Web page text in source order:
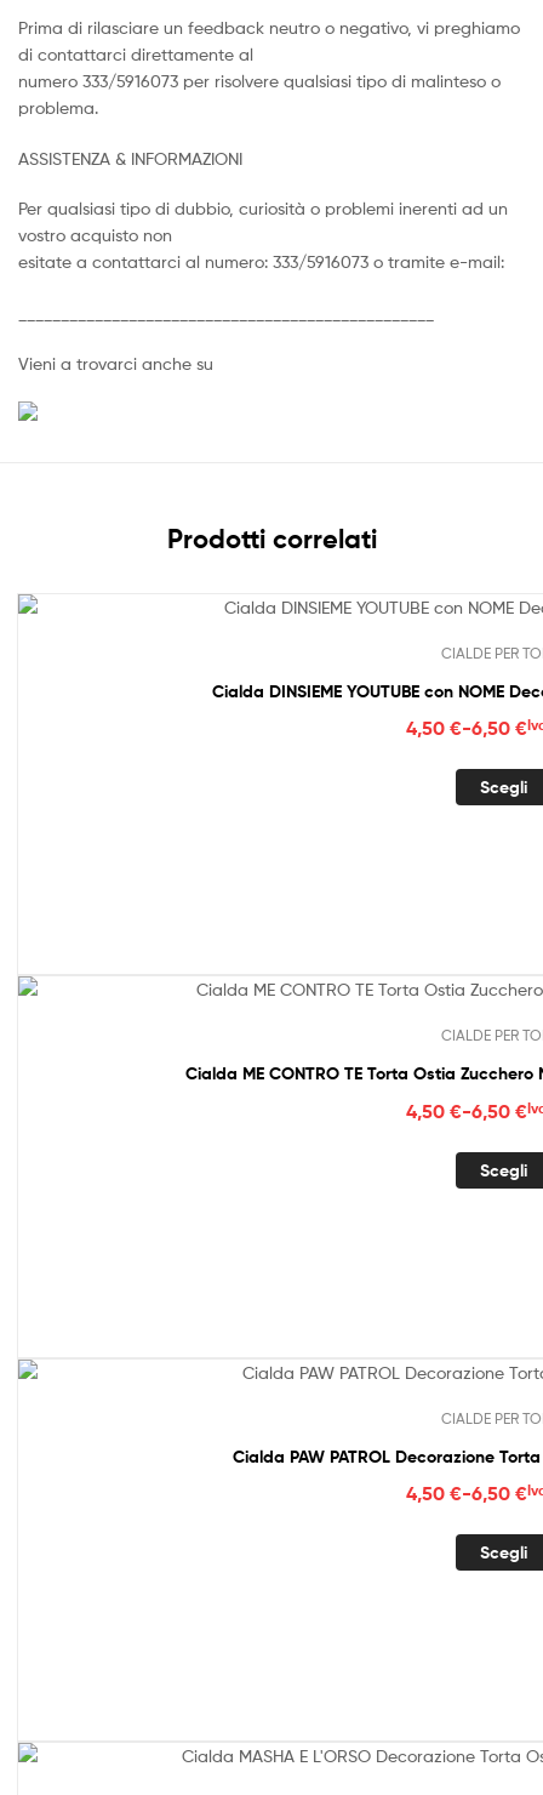
Prima di rilasciare un feedback neutro o negativo, vi preghiamo
di contattarci direttamente al
numero 333/5916073 per risolvere qualsiasi tipo di malinteso o
problema.
ASSISTENZA & INFORMAZIONI
Per qualsiasi tipo di dubbio, curiosità o problemi inerenti ad un
vostro acquisto non
esitate a contattarci al numero: 333/5916073 o tramite e-mail:
Vieni a trovarci anche su
Prodotti correlati
CIALDE PER
Cialda DINSIEME YOUTUBE con NOME
4,50 €-6,50 €
Scegli
CIALDE PER
Cialda ME CONTRO TE Torta Ostia
4,50 €-6,50 €
Scegli
CIALDE PER
Cialda PAW PATROL Decorazione
4,50 €-6,50 €
Scegli